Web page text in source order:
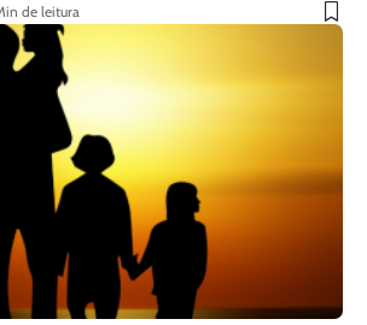
de leitura